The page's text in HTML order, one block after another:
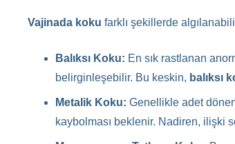
Vajinada koku farklı şekillerde
Balıksı Koku: En sık rastlanan
belirginleşebilir. Bu keskin, balıksı
Metalik Koku: Genellikle adet
kaybolması beklenir. Nadiren, ilişki